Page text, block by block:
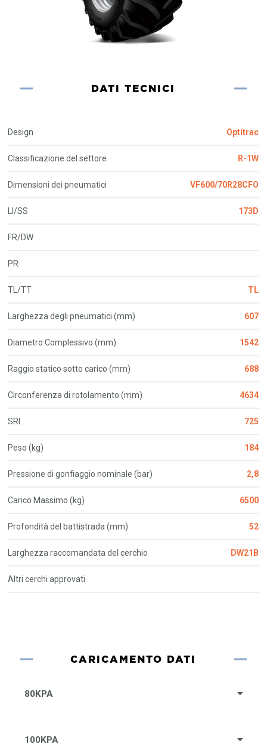
DATI TECNICI
Design Optitrac
Classificazione del settore R-1W
Dimensioni dei pneumatici VF600/70R28CFO
LI/SS 173D
FR/DW
PR
TL/TT TL
Larghezza degli pneumatici (mm) 607
Diametro Complessivo (mm) 1542
Raggio statico sotto carico (mm) 688
Circonferenza di rotolamento (mm) 4634
SRI 725
Peso (kg) 184
Pressione di gonfiaggio nominale (bar) 2,8
Carico Massimo (kg) 6500
Profondità del battistrada (mm) 52
Larghezza raccomandata del cerchio DW21B
Altri cerchi approvati
CARICAMENTO DATI
80KPA
100KPA